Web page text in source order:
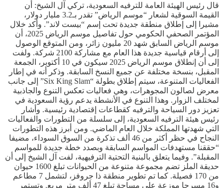
قال رئيس الهيئة العامة للترفيه السعودية، تركي آل الشيخ: أن
القيمة السوقية لشعار “موسم الرياض” تقدر بـ3.2 مليار دولار،
مشيرا إلى إطلاق منطقة جديدة تحت إسم “بيست لاند”. وأكد خلال
المؤتمر الصحفي الحكومي حول تفاصيل موسم الرياض 2025، أن
موسم الرياض السابق شهد 20 مليون زائر، ومن المتوقع الوصول
إلى أرقام قياسية جديدة هذا العام مع مشاركة 2100 شركة. ولفت
إلى أن إنطلاق موسم الرياض 2025 سيكون في 10 أكتوبر، الجمعة
المقبل، بنسخة مختلفة عن جميع النسخ السابقة. وذكر أنه في إطار
الفعاليات المتنوعة، سيتم إطلاق بطولة “Six King Slam” إلى جانب
معرض لصالون المجوهرات، وهي فعاليات تعكس التنوع والجاذبية
لمختلف الزوار. وهذا التنوع في الأنشطة يدعم رؤية السعودية في
تعزيز دور السياحة والترفيه كقطاعات إقتصادية رئيسية. وأشار
رئيس هيئة الترفيه السعودية، إلى سلسلة من التطورات والفعاليات
التي شهدتها المملكة خلال العام الماضي. ومن أبرز هذه التطورات
النجاح في حظر أكثر من 46 ألف تذكرة من السوق السوداء، مضيفا
“حققنا مستهدفات المواسم السابقة وبصدد خطة جديدة للمواسم
المقبلة”. وفيما يتعلق بالبنية التحتية الترفيهية، لفت آل الشيخ إلى أن
حديقة الملز تضم مجموعة متنوعة من الحيوانات تبلغ 1600 حيوان
من 170 فصيلة. كما تم تطوير منطقة ذا جروفز، لتشمل 7 مطاعم
و16 مسرحا موزعة على مساحة تبلغ 47 ألف متر مربع. وتستمر